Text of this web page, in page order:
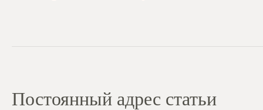
Постоянный адрес статьи